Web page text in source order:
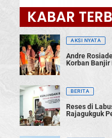
KABAR
AKSI NYATA
Andre
Korban Banjir
BERITA
Reses di
Rajagukguk